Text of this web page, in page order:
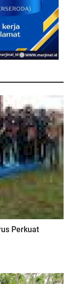
Perkuat